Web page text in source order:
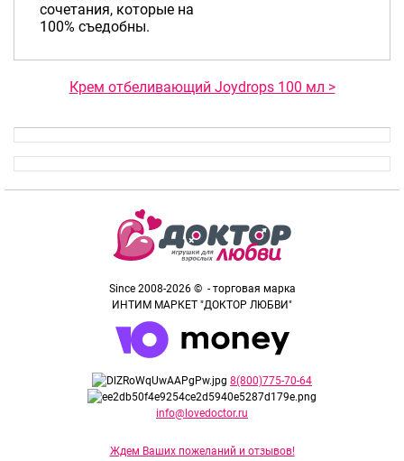
сочетания, которые на
100% съедобны.
Крем отбеливающий Joydrops 100 мл >
Since 2008-2026 © - торговая марка
ИНТИМ МАРКЕТ "ДОКТОР ЛЮБВИ"
8(800)775-70-64
info@lovedoctor.ru
Ждем Ваших пожеланий и отзывов!